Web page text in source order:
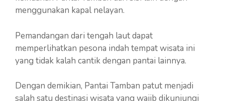
menggunakan kapal nelayan.
Pemandangan dari tengah laut dapat
memperlihatkan pesona indah tempat wisata ini
yang tidak kalah cantik dengan pantai lainnya.
Dengan demikian, Pantai Tamban patut menjadi
salah satu destinasi wisata yang wajib dikunjungi